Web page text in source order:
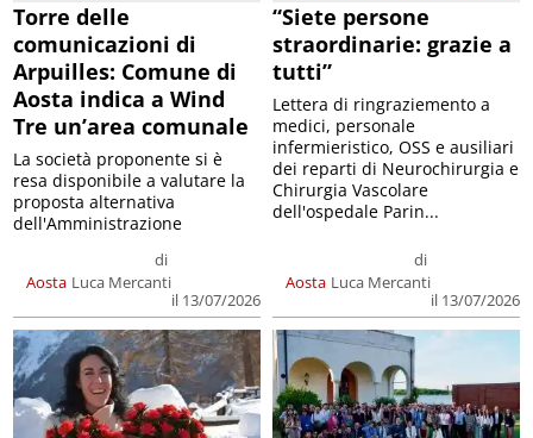
Torre delle
comunicazioni di
Arpuilles: Comune di
Aosta indica a Wind
Tre un’area comunale
Aosta
di
Luca Mercanti
il 13/07/2026
La società proponente si è
resa disponibile a valutare la
proposta alternativa
dell'Amministrazione
“Siete persone
straordinarie: grazie a
tutti”
Aosta
di
Luca Mercanti
il 13/07/2026
Lettera di ringraziemento a
medici, personale
infermieristico, OSS e ausiliari
dei reparti di Neurochirurgia e
Chirurgia Vascolare
dell'ospedale Parin...